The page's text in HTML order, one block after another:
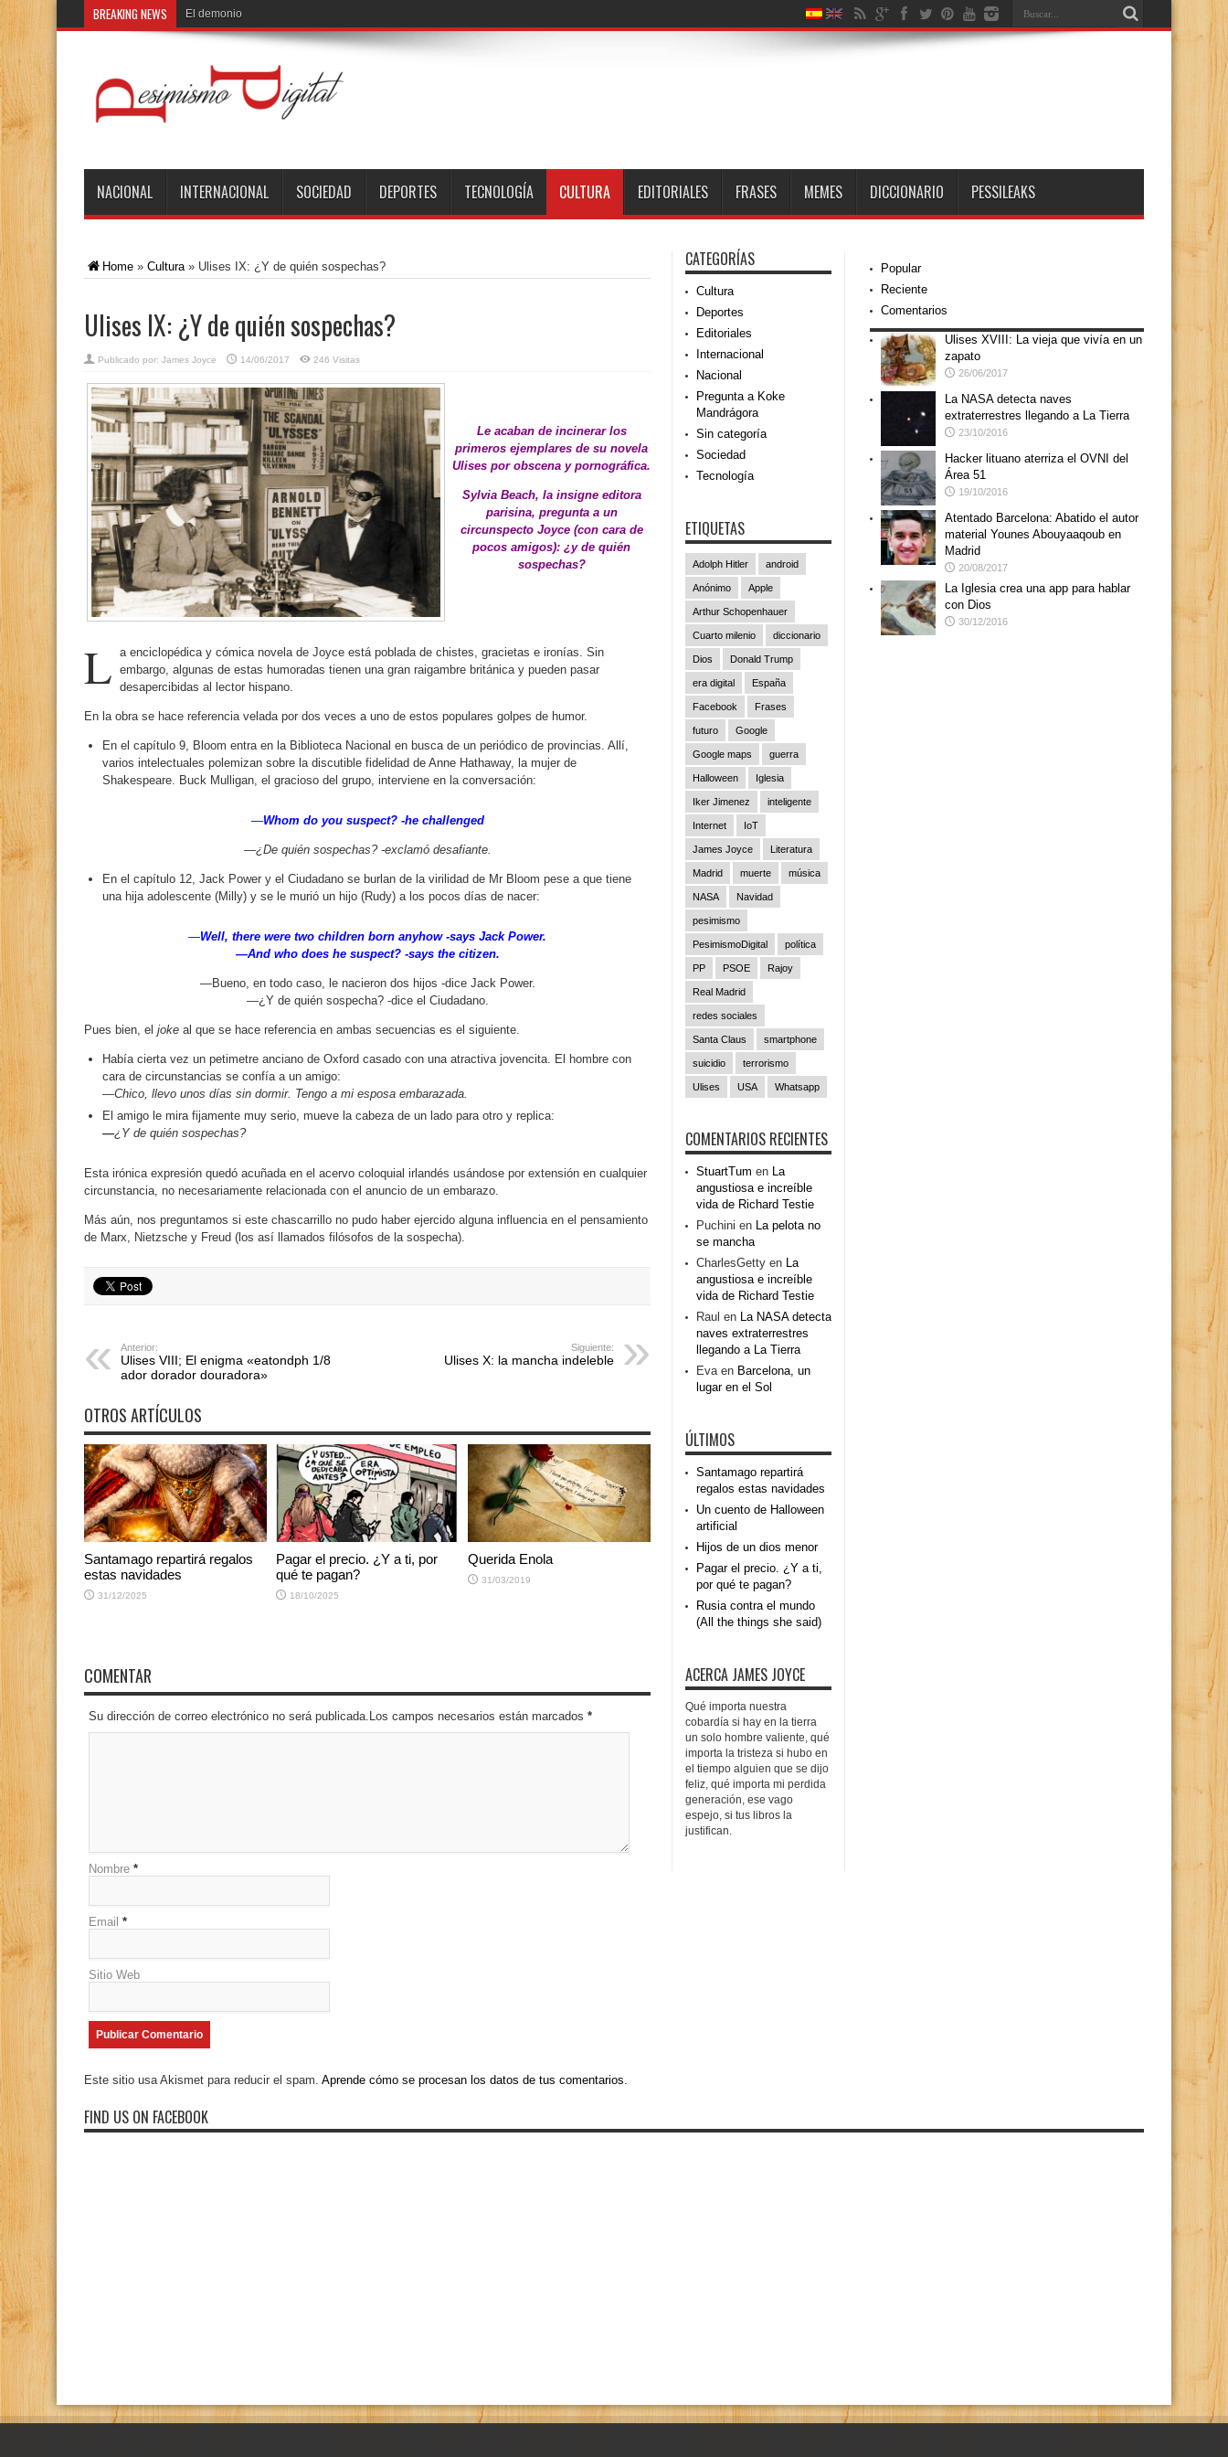
BREAKING NEWS El demonio de Babel
NACIONAL INTERNACIONAL SOCIEDAD DEPORTES TECNOLOGÍA CULTURA EDITORIALES FRASES MEMES DICCIONARIO PESSILEAKS
Home » Cultura» Ulises IX: ¿Y de quién sospechas?
Ulises IX: ¿Y de quién sospechas?
Publicado por: James Joyce 14/06/2017 246 Visitas
Le acaban de incinerar los
primeros ejemplares de su novela
Ulises por obscena y pornográfica.
Sylvia Beach, la insigne editora
parisina, pregunta a un
circunspecto Joyce (con cara de
pocos amigos): ¿y de quién
sospechas?
L a enciclopédica y cómica novela de Joyce está poblada de chistes, gracietas e ironías. Sin
embargo, algunas de estas humoradas tienen una gran raigambre británica y pueden pasar
desapercibidas al lector hispano.
En la obra se hace referencia velada por dos veces a uno de estos populares golpes de humor.
En el capítulo 9, Bloom entra en la Biblioteca Nacional en busca de un periódico de provincias. Allí,
varios intelectuales polemizan sobre la discutible fidelidad de Anne Hathaway, la mujer de
Shakespeare. Buck Mulligan, el gracioso del grupo, interviene en la conversación:
—Whom do you suspect? -he challenged
—¿De quién sospechas? -exclamó desafiante.
En el capítulo 12, Jack Power y el Ciudadano se burlan de la virilidad de Mr Bloom pese a que tiene
una hija adolescente (Milly) y se le murió un hijo (Rudy) a los pocos días de nacer:
—Well, there were two children born anyhow -says Jack Power.
—And who does he suspect? -says the citizen.
—Bueno, en todo caso, le nacieron dos hijos -dice Jack Power.
—¿Y de quién sospecha? -dice el Ciudadano.
Pues bien, el joke al que se hace referencia en ambas secuencias es el siguiente.
Había cierta vez un petimetre anciano de Oxford casado con una atractiva jovencita. El hombre con
cara de circunstancias se confía a un amigo:
—Chico, llevo unos días sin dormir. Tengo a mi esposa embarazada.
El amigo le mira fijamente muy serio, mueve la cabeza de un lado para otro y replica:
—¿Y de quién sospechas?
Esta irónica expresión quedó acuñada en el acervo coloquial irlandés usándose por extensión en cualquier
circunstancia, no necesariamente relacionada con el anuncio de un embarazo.
Más aún, nos preguntamos si este chascarrillo no pudo haber ejercido alguna influencia en el pensamiento
de Marx, Nietzsche y Freud (los así llamados filósofos de la sospecha).
Anterior:
Ulises VIII; El enigma «eatondph 1/8
ador dorador douradora»
Siguiente:
Ulises X: la mancha indeleble
OTROS ARTÍCULOS
Santamago repartirá regalos
estas navidades
31/12/2025
Pagar el precio. ¿Y a ti, por
qué te pagan?
18/10/2025
Querida Enola
31/03/2019
COMENTAR
Su dirección de correo electrónico no será publicada.Los campos necesarios están marcados *
Nombre *
Email *
Sitio Web
Este sitio usa Akismet para reducir el spam. Aprende cómo se procesan los datos de tus comentarios.
CATEGORÍAS
Cultura
Deportes
Editoriales
Internacional
Nacional
Pregunta a Koke
Mandrágora
Sin categoría
Sociedad
Tecnología
ETIQUETAS
Adolph Hitler android
Anónimo Apple
Arthur Schopenhauer
Cuarto milenio diccionario
Dios Donald Trump
era digital España
Facebook Frases
futuro Google
Google maps guerra
Halloween Iglesia
Iker Jimenez inteligente
Internet IoT
James Joyce Literatura
Madrid muerte música
NASA Navidad
pesimismo
PesimismoDigital política
PP PSOE Rajoy
Real Madrid
redes sociales
Santa Claus smartphone
suicidio terrorismo
Ulises USA Whatsapp
COMENTARIOS RECIENTES
StuartTum en La
angustiosa e increíble
vida de Richard Testie
Puchini en La pelota no
se mancha
CharlesGetty en La
angustiosa e increíble
vida de Richard Testie
Raul en La NASA detecta
naves extraterrestres
llegando a La Tierra
Evaen Barcelona, un
lugar en el Sol
ÚLTIMOS
Santamago repartirá
regalos estas navidades
Un cuento de Halloween
artificial
Hijos de un dios menor
Pagar el precio. ¿Y a ti,
por qué te pagan?
Rusia contra el mundo
(All the things she said)
ACERCA JAMES JOYCE
Qué importa nuestra
cobardía si hay en la tierra
un solo hombre valiente, qué
importa la tristeza si hubo en
el tiempo alguien que se dijo
feliz, qué importa mi perdida
generación, ese vago
espejo, si tus libros la
justifican.
Popular
Reciente
Comentarios
Ulises XVIII: La vieja que vivía en un
zapato
26/06/2017
La NASA detecta naves
extraterrestres llegando a La Tierra
23/10/2016
Hacker lituano aterriza el OVNI del
Área 51
19/10/2016
Atentado Barcelona: Abatido el autor
material Younes Abouyaaqoub en
Madrid
20/08/2017
La Iglesia crea una app para hablar
con Dios
30/12/2016
FIND US ON FACEBOOK